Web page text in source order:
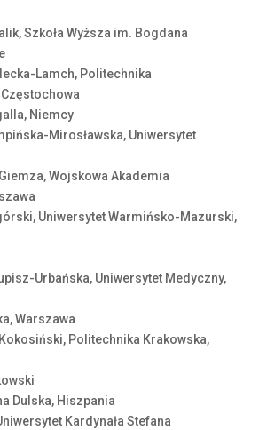
Szkoła Wyższa im. Bogdana
Lamch, Politechnika
Niemcy
Mirosławska, Uniwersytet
Wojskowa Akademia
Uniwersytet Warmińsko-Mazurski,
Urbańska, Uniwersytet Medyczny,
Warszawa
Politechnika Krakowska,
Dulska, Hiszpania
Kardynała Stefana